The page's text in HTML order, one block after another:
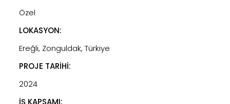
Özel
LOKASYON:
Ereğli, Zonguldak, Türkiye
PROJE TARİHİ:
2024
İŞ KAPSAMI: